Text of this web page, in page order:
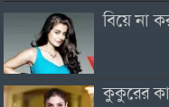
বিয়ে না
কুকুরের